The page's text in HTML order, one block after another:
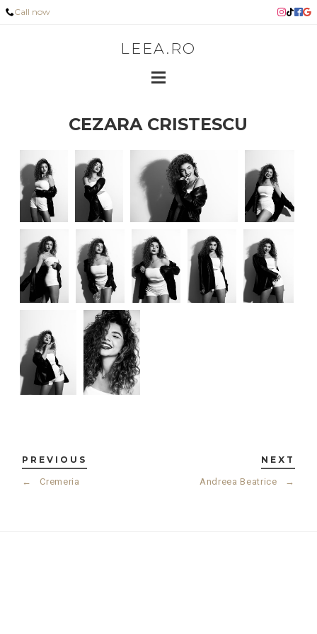
Call now
LEEA.RO
CEZARA CRISTESCU
PREVIOUS
← Cremeria
NEXT
Andreea Beatrice →